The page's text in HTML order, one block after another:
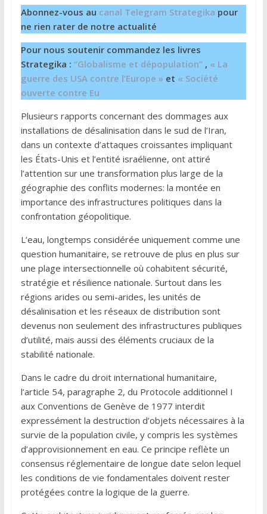
Abonnez-vous au canal Telegram Strategika pour
ne rien rater de notre actualité
Pour nous soutenir commandez les livres
Strategika : “Globalisme et dépopulation”, « La
guerre des USA contre l’Europe » et « Société
ouverte contre Eu
Plusieurs rapports concernant des dommages aux
installations de désalinisation dans le sud de l’Iran,
dans un contexte d’attaques croissantes impliquant
les États-Unis et l’entité israélienne, ont attiré
l’attention sur une transformation plus large de la
géographie des conflits modernes: la montée en
importance des infrastructures politiques dans la
confrontation géopolitique.
L’eau, longtemps considérée uniquement comme une
question humanitaire, se retrouve de plus en plus sur
une plage intersectionnelle où cohabitent sécurité,
stratégie et résilience nationale. Surtout dans les
régions arides ou semi-arides, les unités de
désalinisation et les réseaux de distribution sont
devenus non seulement des infrastructures publiques
d’utilité, mais aussi des éléments cruciaux de la
stabilité nationale.
Dans le cadre du droit international humanitaire,
l’article 54, paragraphe 2, du Protocole additionnel I
aux Conventions de Genève de 1977 interdit
expressément la destruction d’objets nécessaires à la
survie de la population civile, y compris les systèmes
d’approvisionnement en eau. Ce principe reflète un
consensus réglementaire de longue date selon lequel
les conditions de vie fondamentales doivent rester
protégées contre la logique de la guerre.